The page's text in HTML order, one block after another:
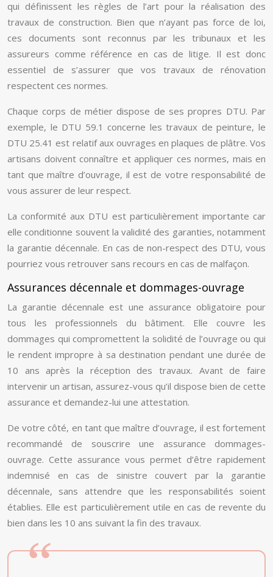
qui définissent les règles de l’art pour la réalisation des
travaux de construction. Bien que n’ayant pas force de loi,
ces documents sont reconnus par les tribunaux et les
assureurs comme référence en cas de litige. Il est donc
essentiel de s’assurer que vos travaux de rénovation
respectent ces normes.
Chaque corps de métier dispose de ses propres DTU. Par
exemple, le DTU 59.1 concerne les travaux de peinture, le
DTU 25.41 est relatif aux ouvrages en plaques de plâtre. Vos
artisans doivent connaître et appliquer ces normes, mais en
tant que maître d’ouvrage, il est de votre responsabilité de
vous assurer de leur respect.
La conformité aux DTU est particulièrement importante car
elle conditionne souvent la validité des garanties, notamment
la garantie décennale. En cas de non-respect des DTU, vous
pourriez vous retrouver sans recours en cas de malfaçon.
Assurances décennale et dommages-ouvrage
La garantie décennale est une assurance obligatoire pour
tous les professionnels du bâtiment. Elle couvre les
dommages qui compromettent la solidité de l’ouvrage ou qui
le rendent impropre à sa destination pendant une durée de
10 ans après la réception des travaux. Avant de faire
intervenir un artisan, assurez-vous qu’il dispose bien de cette
assurance et demandez-lui une attestation.
De votre côté, en tant que maître d’ouvrage, il est fortement
recommandé de souscrire une assurance dommages-
ouvrage. Cette assurance vous permet d’être rapidement
indemnisé en cas de sinistre couvert par la garantie
décennale, sans attendre que les responsabilités soient
établies. Elle est particulièrement utile en cas de revente du
bien dans les 10 ans suivant la fin des travaux.